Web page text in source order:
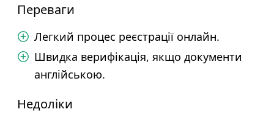
Переваги
Легкий процес реєстрації онлайн.
Швидка верифікація, якщо документи
англійською.
Недоліки